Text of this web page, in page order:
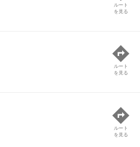
ルート
を見る
ルート
を見る
ルート
を見る